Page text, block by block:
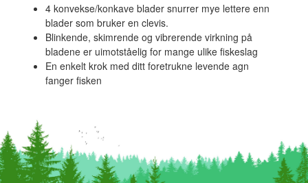
4 konvekse/konkave blader snurrer mye lettere enn
blader som bruker en clevis.
Blinkende, skimrende og vibrerende virkning på
bladene er uimotståelig for mange ulike fiskeslag
En enkelt krok med ditt foretrukne levende agn
fanger fisken